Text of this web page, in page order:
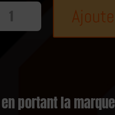
portant la